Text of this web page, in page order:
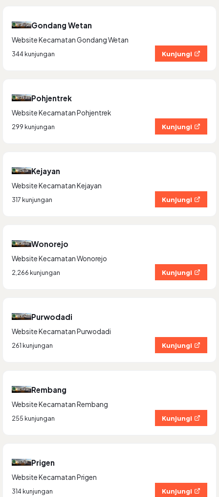
Gondang Wetan
Website Kecamatan Gondang Wetan
344 kunjungan Kunjungi
Pohjentrek
Website Kecamatan Pohjentrek
299 kunjungan Kunjungi
Kejayan
Website Kecamatan Kejayan
317 kunjungan Kunjungi
Wonorejo
Website Kecamatan Wonorejo
2,266 kunjungan Kunjungi
Purwodadi
Website Kecamatan Purwodadi
261 kunjungan Kunjungi
Rembang
Website Kecamatan Rembang
255 kunjungan Kunjungi
Prigen
Website Kecamatan Prigen
314 kunjungan Kunjungi